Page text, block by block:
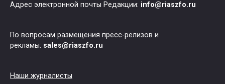
Адрес электронной почты Редакции: info@riaszfo.ru
По вопросам размещения пресс-релизов и
рекламы: sales@riaszfo.ru
Наши журналисты